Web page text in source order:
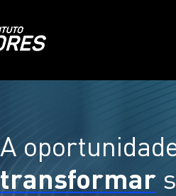
A
transformar